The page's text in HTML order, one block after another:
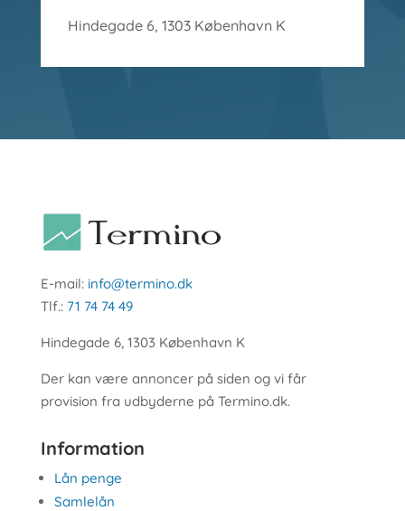
Hindegade 6, 1303 København K
E-mail: info@termino.dk
Tlf.: 71 74 74 49
Hindegade 6, 1303 København K
Der kan være annoncer på siden og vi får
provision fra udbyderne på Termino.dk.
Information
Lån penge
Samlelån